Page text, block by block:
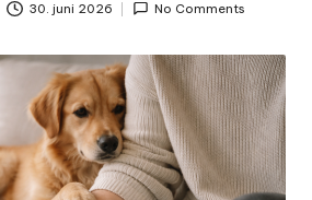
30. juni 2026 No Comments